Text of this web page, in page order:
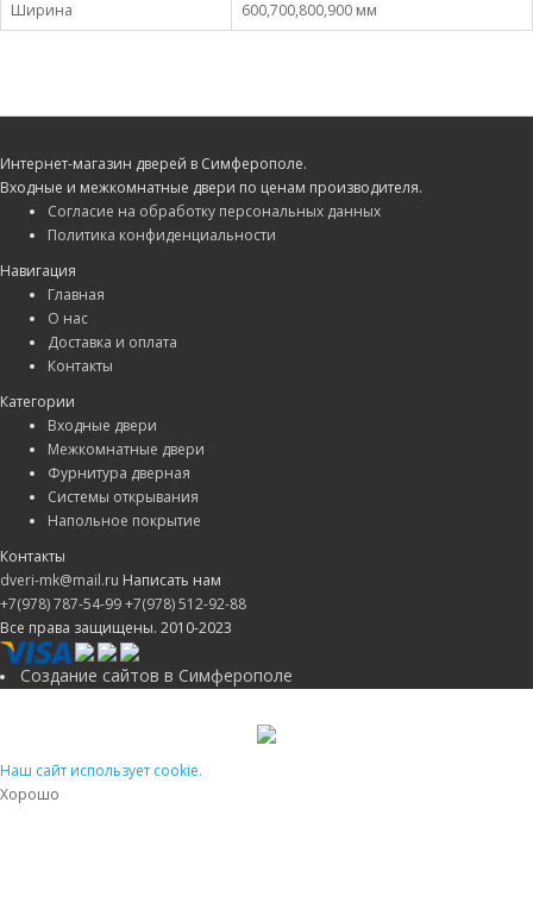
Ширина
600,700,800,900 мм
Интернет-магазин дверей в Симферополе.
Входные и межкомнатные двери по ценам производителя.
Согласие на обработку персональных данных
Политика конфиденциальности
Навигация
Главная
О нас
Доставка и оплата
Контакты
Категории
Входные двери
Межкомнатные двери
Фурнитура дверная
Системы открывания
Напольное покрытие
Контакты
dveri-mk@mail.ru Написать нам
+7(978) 787-54-99+7(978) 512-92-88
Все права защищены. 2010-2023
Создание сайтов в Симферополе
Наш сайт использует cookie.
Хорошо